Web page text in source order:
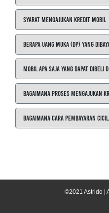
Syarat Mengajukan Kredit Mobil
Berapa Uang Muka (DP) yang
Mobil Apa Saja yang Dapat
Bagaimana Proses Mengajukan
Bagaimana Cara Pembayaran
©2021 Astrido |